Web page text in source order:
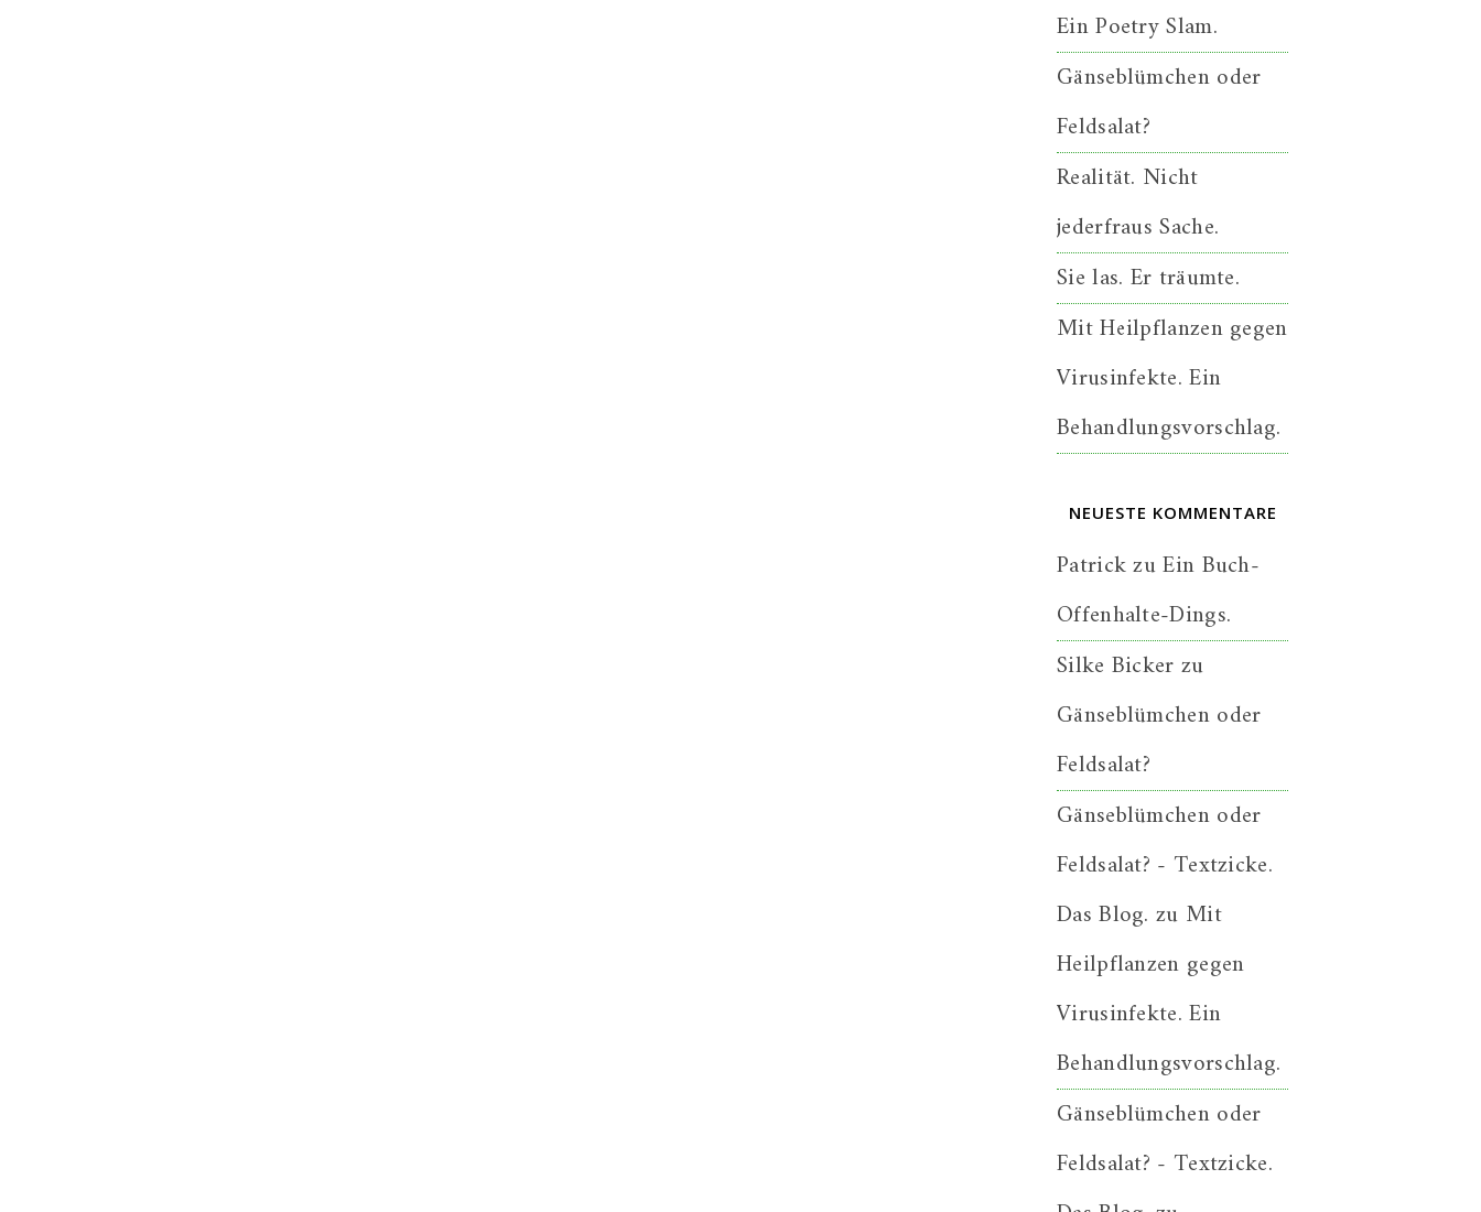
Ein Poetry Slam.
Gänseblümchen oder
Feldsalat?
Realität. Nicht
jederfraus Sache.
Sie las. Er träumte.
Mit Heilpflanzen gegen
Virusinfekte. Ein
Behandlungsvorschlag.
NEUESTE KOMMENTARE
PatrickzuEin Buch-
Offenhalte-Dings.
Silke Bickerzu
Gänseblümchen oder
Feldsalat?
Gänseblümchen oder
Feldsalat? - Textzicke.
Das Blog. zu Mit
Heilpflanzen gegen
Virusinfekte. Ein
Behandlungsvorschlag.
Gänseblümchen oder
Feldsalat? - Textzicke.